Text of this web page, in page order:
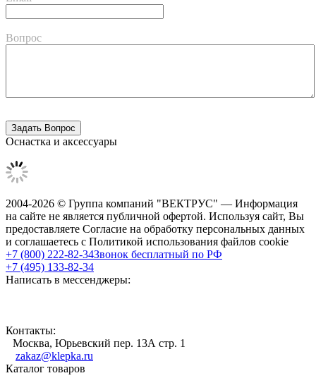
Вопрос
Оснастка и аксессуары
2004-2026 © Группа компаний "ВЕКТРУС" — Информация
на сайте не является публичной офертой. Используя сайт, Вы
предоставляете Согласие на обработку персональных данных
и соглашаетесь с Политикой использования файлов cookie
+7 (800) 222-82-34Звонок бесплатный по РФ
+7 (495) 133-82-34
Написать в мессенджеры:
Контакты:
Москва, Юрьевский пер. 13А стр. 1
zakaz@klepka.ru
Каталог товаров